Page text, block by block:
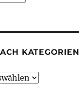
KATEGORIEN